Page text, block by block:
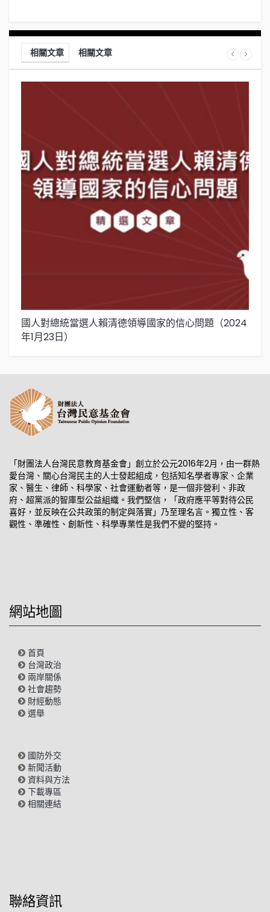
相關文章 相關文章
國人對總統當選人賴清德領導國家的信心問題（2024
年1月23日）
「財團法人台灣民意教育基金會」創立於公元2016年2月，由一群熱
愛台灣、關心台灣民主的人士發起組成，包括知名學者專家、企業
家、醫生、律師、科學家、社會運動者等，是一個非營利、非政
府、超黨派的智庫型公益組織。我們堅信，「政府應平等對待公民
喜好，並反映在公共政策的制定與落實」乃至理名言。獨立性、客
觀性、準確性、創新性、科學專業性是我們不變的堅持。
網站地圖
首頁
台灣政治
兩岸關係
社會趨勢
財經動態
選舉
國防外交
新聞活動
資料與方法
下載專區
相關連結
聯絡資訊